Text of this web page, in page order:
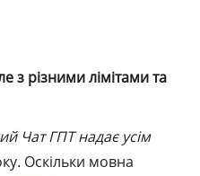
з різними лімітами та
Чат ГПТ надає усім
Оскільки мовна